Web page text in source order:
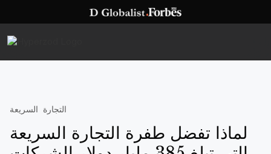
التجارة السريعة
لماذا تفضل طفرة التجارة السريعة